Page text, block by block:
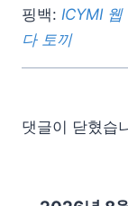
핑백: ICYMI
다 토끼
댓글이 닫혔습